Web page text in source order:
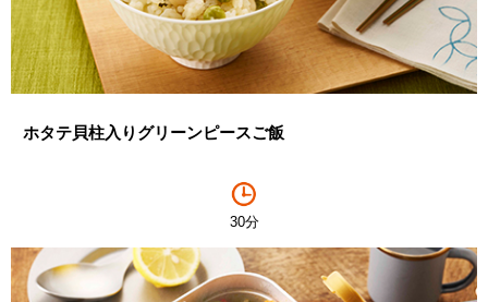
ホタテ貝柱入りグリーンピースご飯
30分